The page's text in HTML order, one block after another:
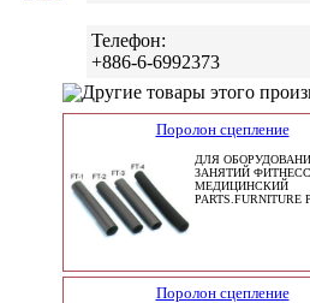
Телефон:
+886-6-6992373
Другие товары этого
Поролон сцепление
ДЛЯ
ЗАНЯТИЙ
МЕДИЦИНСКИЙ
PARTS.FURNITURE
Поролон сцепление